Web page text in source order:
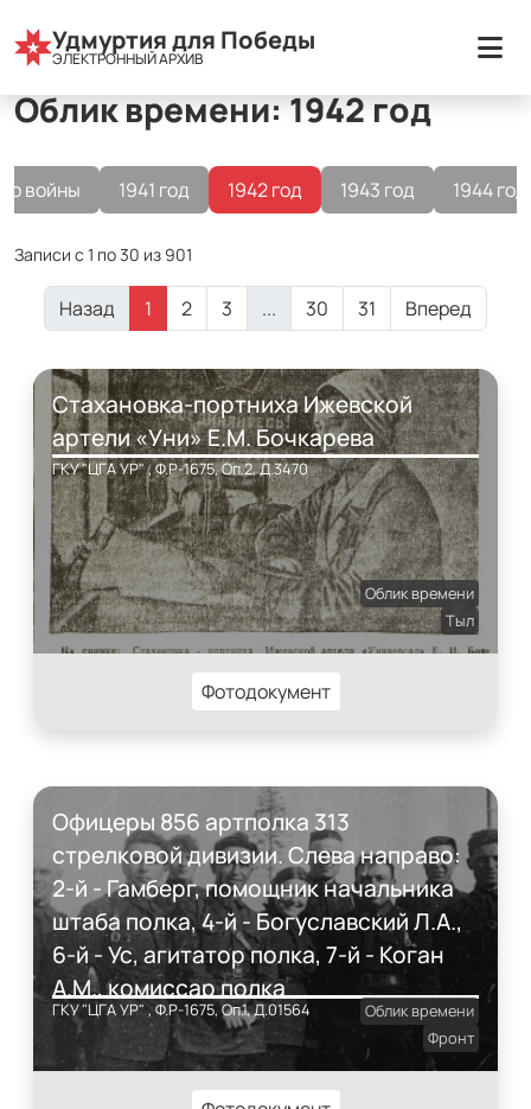
Удмуртия для Победы
ЭЛЕКТРОННЫЙ АРХИВ
Все разделы Облик времени 1942 год
Облик времени: 1942 год
войны 1941 год 1942 год 1943 год 1944 год
Записи с 1 по 30 из 901
Назад 1 2 3 ... 30 31 Вперед
Стахановка-портниха Ижевской
артели «Уни» Е.М. Бочкарева
ГКУ "ЦГА УР" , Ф.Р-1675, Оп.2, Д.3470
Облик времени
Тыл
Фотодокумент
Офицеры 856 артполка 313
стрелковой дивизии. Слева направо:
2-й - Гамберг, помощник начальника
штаба полка, 4-й - Богуславский Л.А.,
6-й - Ус, агитатор полка, 7-й - Коган
А.М., комиссар полка
ГКУ "ЦГА УР" , Ф.Р-1675, Оп.1, Д.01564
Облик времени
Фронт